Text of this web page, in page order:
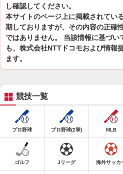
し確認してください。
本サイトのページ上に掲載されてい
期しておりますが、その内容の正確
ではありません。 当該情報に基づい
も、株式会社NTTドコモおよび情報
ます。
競技一覧
プロ野球 プロ野球(2軍) MLB
ゴルフ Jリーグ 海外サッカ